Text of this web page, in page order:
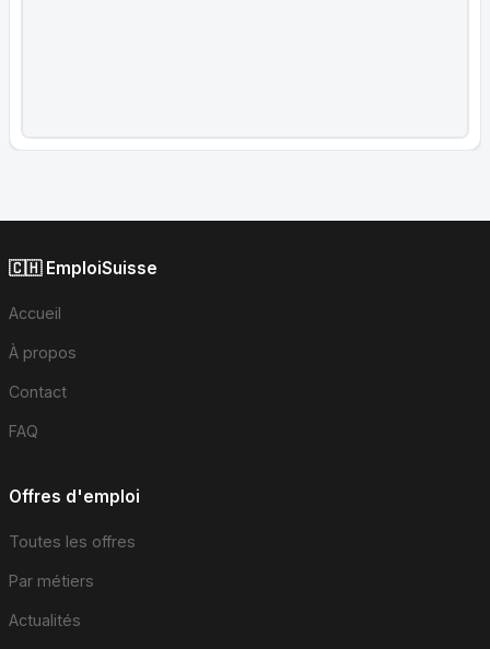
🇨🇭 EmploiSuisse
Accueil
À propos
Contact
FAQ
Offres d'emploi
Toutes les offres
Par métiers
Actualités